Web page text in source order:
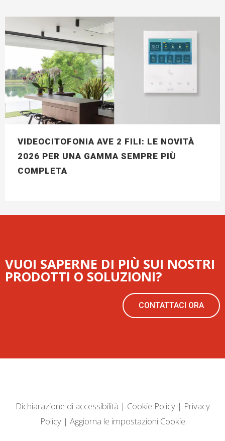
VIDEOCITOFONIA AVE 2 FILI: LE NOVITÀ
2026 PER UNA GAMMA SEMPRE PIÙ
COMPLETA
VUOI SAPERNE DI PIÙ SUI NOSTRI
PRODOTTI O SOLUZIONI?
CONTATTACI ORA
Dichiarazione di accessibilità | Cookie Policy| Privacy
Policy| Aggiorna le impostazioni Cookie